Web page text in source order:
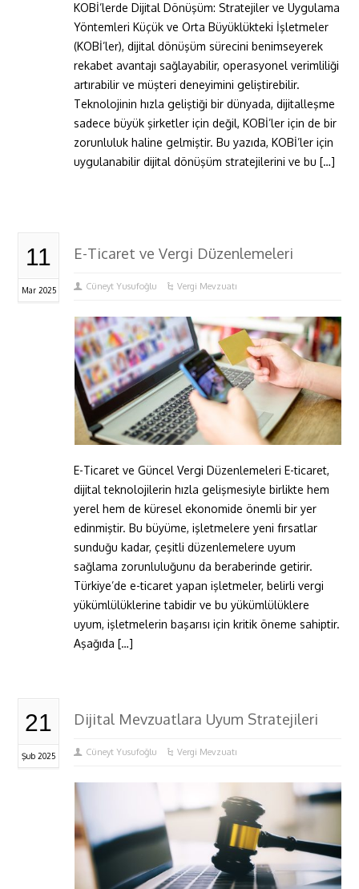
KOBİ’lerde Dijital Dönüşüm: Stratejiler ve Uygulama
Yöntemleri Küçük ve Orta Büyüklükteki İşletmeler
(KOBİ’ler), dijital dönüşüm sürecini benimseyerek
rekabet avantajı sağlayabilir, operasyonel verimliliği
artırabilir ve müşteri deneyimini geliştirebilir.
Teknolojinin hızla geliştiği bir dünyada, dijitalleşme
sadece büyük şirketler için değil, KOBİ’ler için de bir
zorunluluk haline gelmiştir. Bu yazıda, KOBİ’ler için
uygulanabilir dijital dönüşüm stratejilerini ve bu […]
11
Mar 2025
E-Ticaret ve Vergi Düzenlemeleri
Cüneyt Yusufoğlu Vergi Mevzuatı
E-Ticaret ve Güncel Vergi Düzenlemeleri E-ticaret,
dijital teknolojilerin hızla gelişmesiyle birlikte hem
yerel hem de küresel ekonomide önemli bir yer
edinmiştir. Bu büyüme, işletmelere yeni fırsatlar
sunduğu kadar, çeşitli düzenlemelere uyum
sağlama zorunluluğunu da beraberinde getirir.
Türkiye’de e-ticaret yapan işletmeler, belirli vergi
yükümlülüklerine tabidir ve bu yükümlülüklere
uyum, işletmelerin başarısı için kritik öneme sahiptir.
Aşağıda […]
21
Şub 2025
Dijital Mevzuatlara Uyum Stratejileri
Cüneyt Yusufoğlu Vergi Mevzuatı